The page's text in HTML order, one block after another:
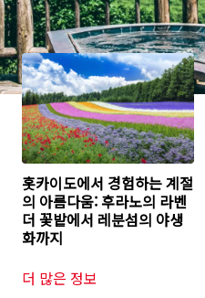
홋카이도에서 경험하는 계절
의 아름다움: 후라노의 라벤
더 꽃밭에서 레분섬의 야생
화까지
더 많은 정보